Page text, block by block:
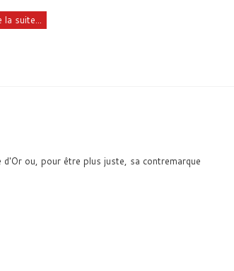
la suite...
d'Or ou, pour être plus juste, sa contremarque